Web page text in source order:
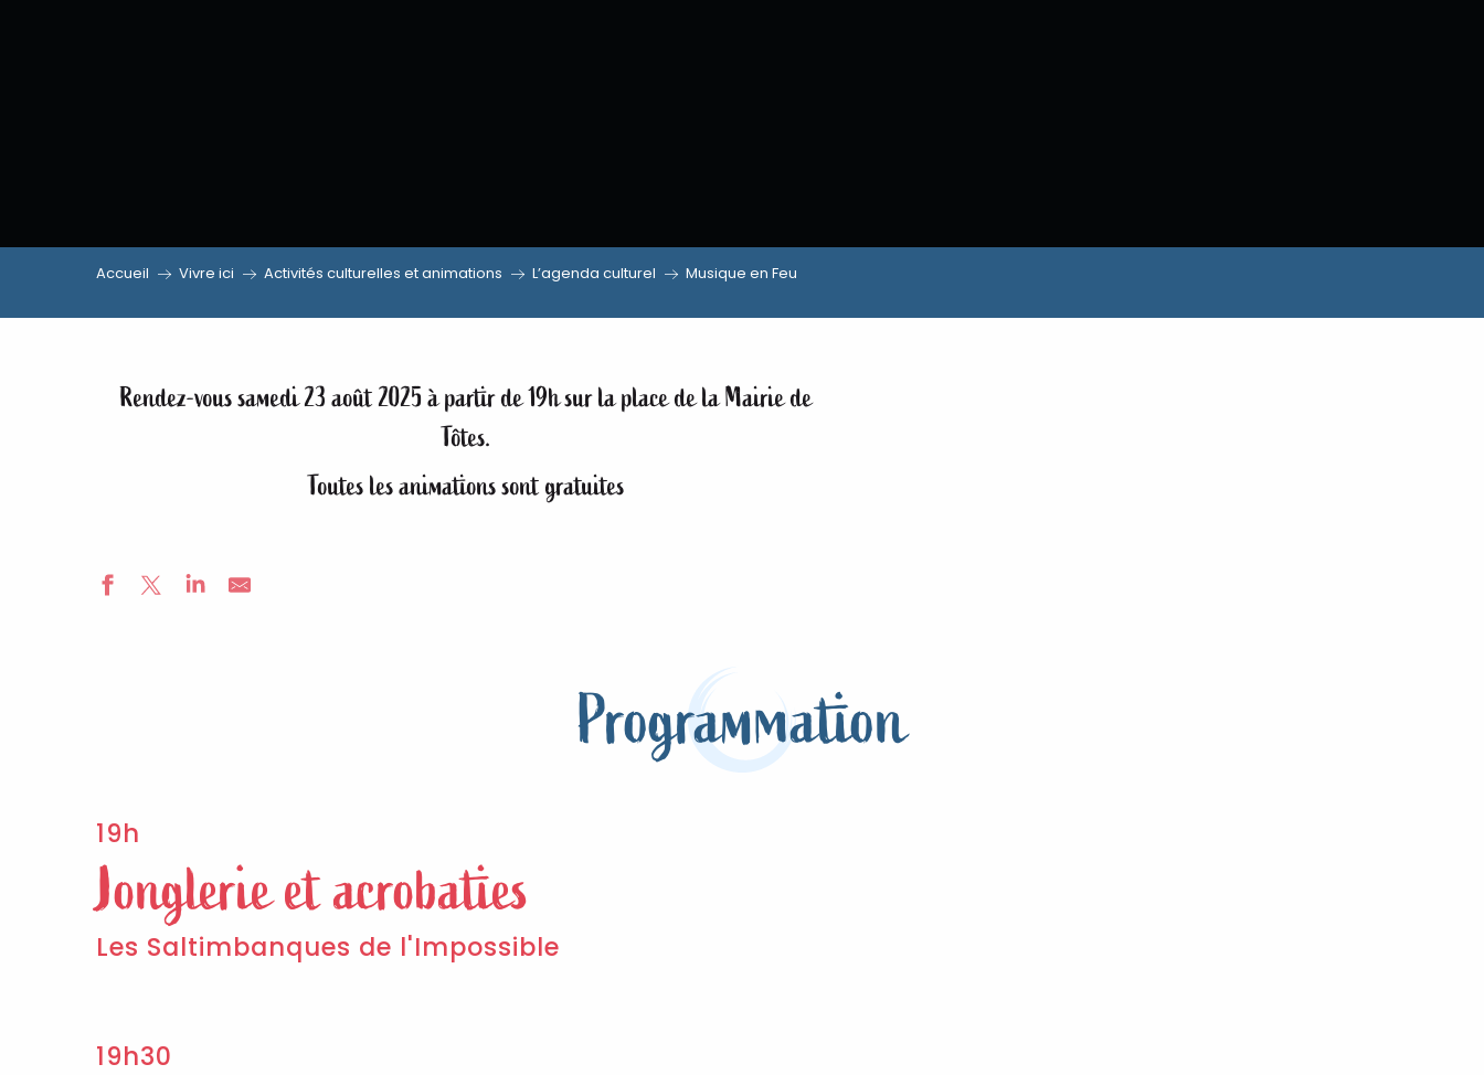
Accueil Vivre ici Activités culturelles et animations L’agenda culturel Musique en Feu
Rendez-vous samedi 23 août 2025 à partir de 19h sur la place de la Mairie de
Tôtes.
Toutes les animations sont gratuites
Programmation
19h
Jonglerie et acrobaties
Les Saltimbanques de l'Impossible
19h30